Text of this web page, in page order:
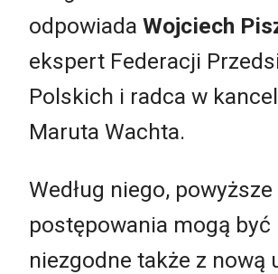
odpowiada Wojciech
ekspert Federacji
Polskich i radca w
Maruta Wachta.
Według niego,
postępowania mogą być
niezgodne także z nową